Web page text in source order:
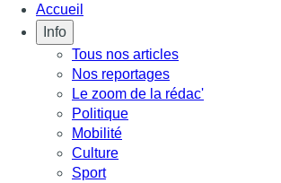
Accueil
Info
Tous nos articles
Nos reportages
Le zoom de la rédac'
Politique
Mobilité
Culture
Sport